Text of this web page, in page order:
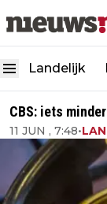
Landelijk
CBS: iets
11 JUN , 7:48•